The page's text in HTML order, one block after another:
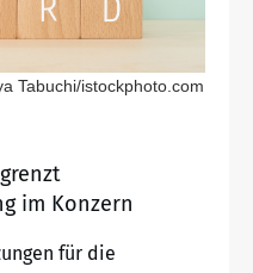
Tabuchi/istockphoto.com
im Konzern
für die